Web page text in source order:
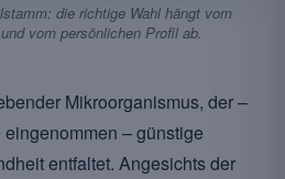
die richtige Wahl hängt vom
vom persönlichen Profil ab.
Mikroorganismus, der –
– günstige
entfaltet. Angesichts der